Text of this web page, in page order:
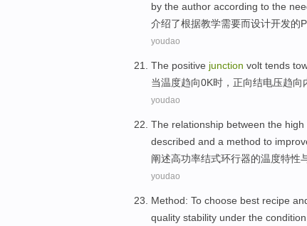
by the author according to the
介绍了根据教学需要而设计开发的
youdao
The positive junction volt tends
当温度趋向0K时， 正向结电压趋向
youdao
The relationship between the high
described and a method to
阐述高功率结式环行器的温度特性
youdao
Method: To choose best recipe
quality stability under the condition